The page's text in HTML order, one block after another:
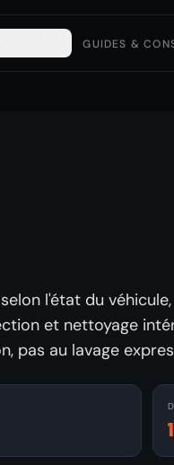
GUIDES &
l'état du
et nettoyage
pas au lavage